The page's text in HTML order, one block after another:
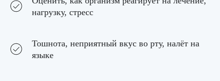
нагрузку, стресс
Тошнота, неприятный вкус во рту, налёт на
языке